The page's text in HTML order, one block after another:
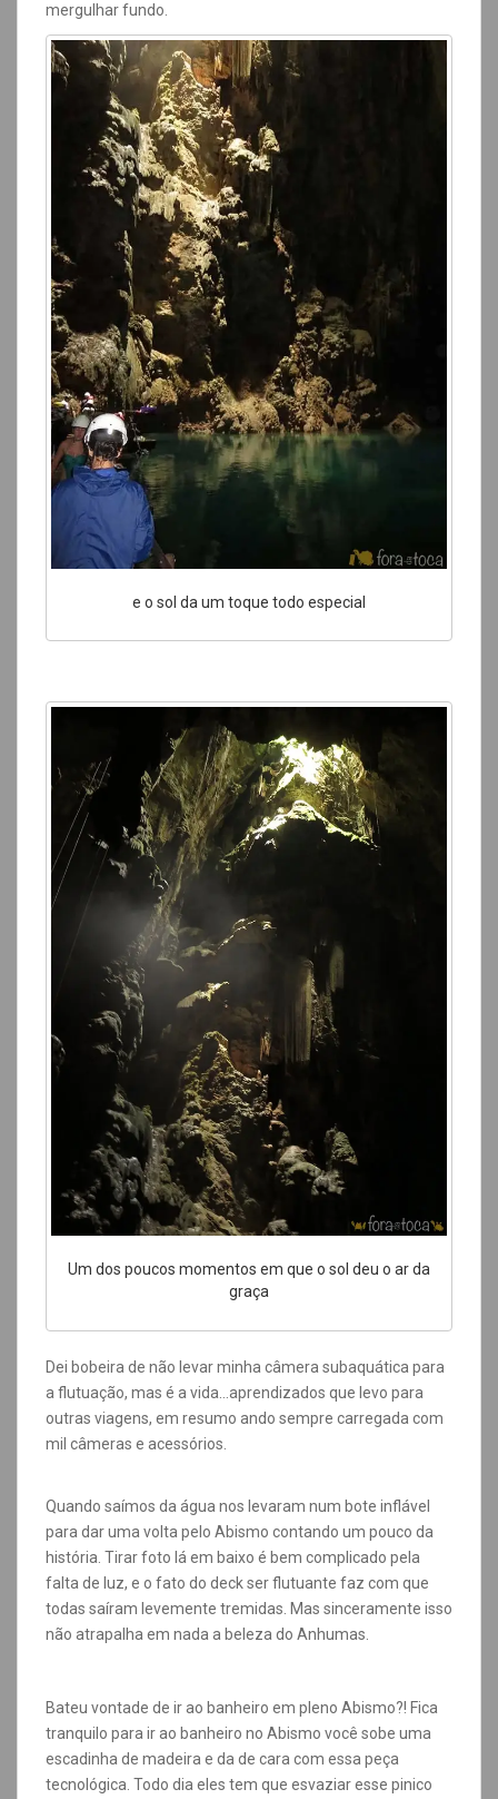
mergulhar fundo.
e o sol da um toque todo especial
Um dos poucos momentos em que o sol deu o ar da
graça
Dei bobeira de não levar minha câmera subaquática para
a flutuação, mas é a vida…aprendizados que levo para
outras viagens, em resumo ando sempre carregada com
mil câmeras e acessórios.
Quando saímos da água nos levaram num bote inflável
para dar uma volta pelo Abismo contando um pouco da
história. Tirar foto lá em baixo é bem complicado pela
falta de luz, e o fato do deck ser flutuante faz com que
todas saíram levemente tremidas. Mas sinceramente isso
não atrapalha em nada a beleza do Anhumas.
Bateu vontade de ir ao banheiro em pleno Abismo?! Fica
tranquilo para ir ao banheiro no Abismo você sobe uma
escadinha de madeira e da de cara com essa peça
tecnológica. Todo dia eles tem que esvaziar esse pinico